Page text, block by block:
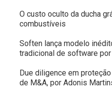
O custo oculto da ducha
combustíveis
Soften lança modelo
tradicional de software
Due diligence em
de M&A, por Adonis